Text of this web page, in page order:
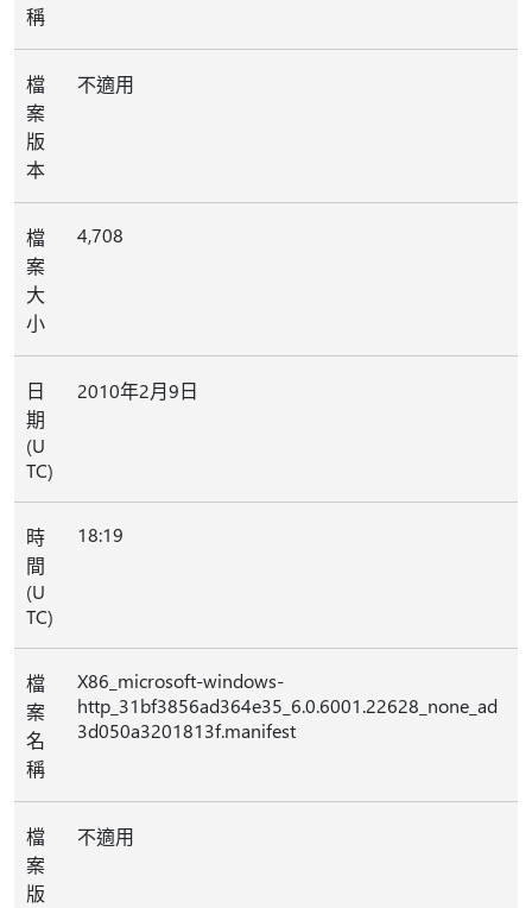
稱
檔
案
版
本
不適用
檔
案
大
小
4,708
日
期
(U
TC)
2010年2月9日
時
間
(U
TC)
18:19
檔
案
名
稱
X86_microsoft-windows-
http_31bf3856ad364e35_6.0.6001.22628_none_ad
3d050a3201813f.manifest
檔
案
版
不適用